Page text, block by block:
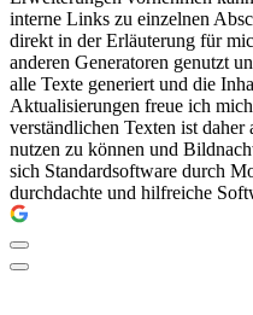
interne Links zu einzelnen
direkt in der Erläuterung für
anderen Generatoren genutzt
alle Texte generiert und die
Aktualisierungen freue ich
verständlichen Texten ist
nutzen zu können und
sich Standardsoftware durch
durchdachte und hilfreiche